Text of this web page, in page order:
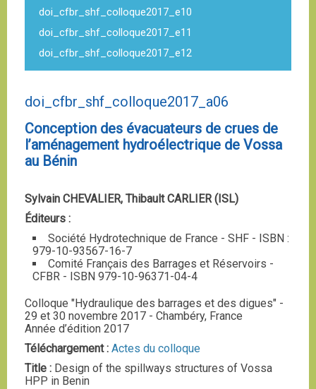
doi_cfbr_shf_colloque2017_e10
doi_cfbr_shf_colloque2017_e11
doi_cfbr_shf_colloque2017_e12
doi_cfbr_shf_colloque2017_a06
Conception des évacuateurs de crues de
l’aménagement hydroélectrique de Vossa
au Bénin
Sylvain CHEVALIER, Thibault CARLIER (ISL)
Éditeurs :
Société Hydrotechnique de France - SHF - ISBN :
979-10-93567-16-7
Comité Français des Barrages et Réservoirs -
CFBR - ISBN 979-10-96371-04-4
Colloque "Hydraulique des barrages et des digues" -
29 et 30 novembre 2017 - Chambéry, France
Année d’édition 2017
Téléchargement : Actes du colloque
Title : Design of the spillways structures of Vossa
HPP in Benin